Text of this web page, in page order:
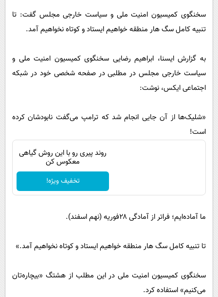
حوادث
محیط زیست
فرهنگی
روانشناسی
دانلود
سخنگوی کمیسیون امنیت ملی و سیاست خارجی مجلس گفت: ‏تا
تنبیه کامل سگ هار منطقه خواهیم ایستاد و کوتاه نخواهیم آمد.
به گزارش ایسنا، ابراهیم رضایی سخنگوی کمیسیون امنیت ملی و
سیاست خارجی مجلس در مطلبی در صفحه شخصی خود در شبکه
اجتماعی ایکس، نوشت:
«شلیک‌ها از آن جایی انجام شد که ترامپ می‌گفت نابودشان کرده
است!
روند پیری رو با این روش گیاهی
معکوس کن
تخفیف ویژه!
‏ما آماده‌ایم؛ فراتر از آمادگی ۲۸فوریه (نهم اسفند).
‏تا تنبیه کامل سگ هار منطقه خواهیم ایستاد و کوتاه نخواهیم آمد.»
سخنگوی کمیسیون امنیت ملی در این مطلب از هشتگ «بیچاره‌تان
می‌کنیم» استفاده کرد.